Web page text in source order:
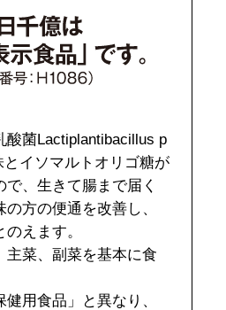
酸菌Lactiplantibacillus p
とイソマルトオリゴ糖が
、生きて腸まで届く
方の便通を改善し、
えます。
主菜、副菜を基本に食
健用食品」と異なり、